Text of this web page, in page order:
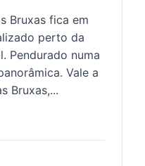
Bruxas fica em
perto da
Pendurado numa
Vale a
Bruxas,...